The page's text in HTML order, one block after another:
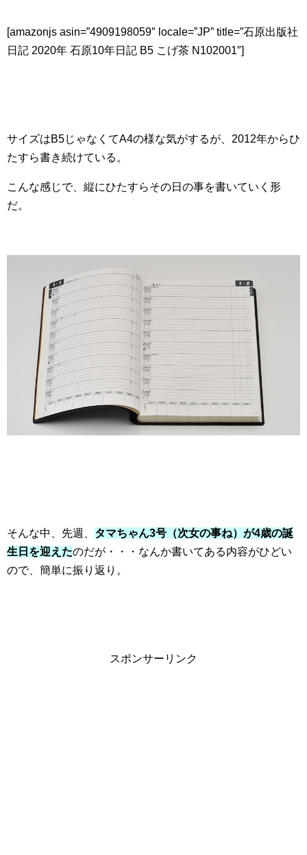
[amazonjs asin=”4909198059″ locale=”JP” title=”石原出版社
日記 2020年 石原10年日記 B5 こげ茶 N102001″]
サイズはB5じゃなくてA4の様な気がするが、2012年からひ
たすら書き続けている。
こんな感じで、縦にひたすらその日の事を書いていく形
だ。
そんな中、先週、 タマちゃん3号（次女の事ね）が4歳の誕
生日を迎えたのだが・・・なんか書いてある内容がひどい
ので、簡単に振り返り。
スポンサーリンク